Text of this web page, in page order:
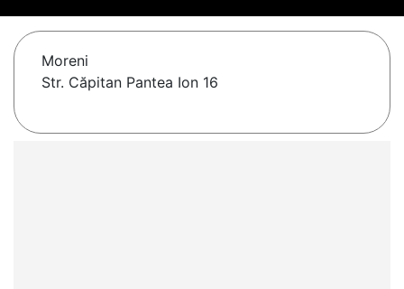
Moreni
Str. Căpitan Pantea Ion 16